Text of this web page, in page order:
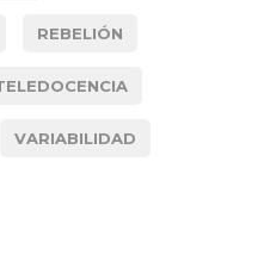
REBELIÓN
VARIABILIDAD